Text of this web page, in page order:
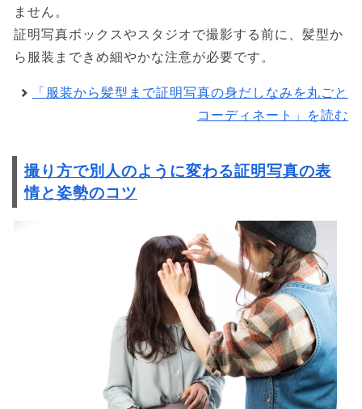
ません。
証明写真ボックスやスタジオで撮影する前に、髪型か
ら服装まできめ細やかな注意が必要です。
「服装から髪型まで証明写真の身だしなみを丸ごと
コーディネート」を読む
撮り方で別人のように変わる証明写真の表
情と姿勢のコツ